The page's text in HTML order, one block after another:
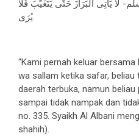
لاَ يَأْتِى الْبَرَازَ حَتَّى يَتَغَيَّبَ فَلاَ
يُرَى.
“Kami pernah keluar bersama
wa sallam ketika safar, beliau
daerah terbuka, namun
sampai tidak nampak dan
no. 335. Syaikh Al Albani
shahih).